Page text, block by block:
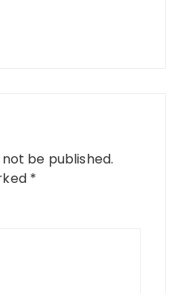
be published.
*